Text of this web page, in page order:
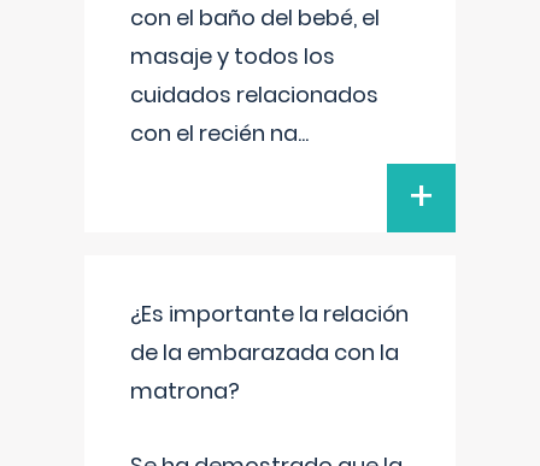
con el baño del bebé, el
masaje y todos los
cuidados relacionados
con el recién na...
+
¿Es importante la relación
de la embarazada con la
matrona?